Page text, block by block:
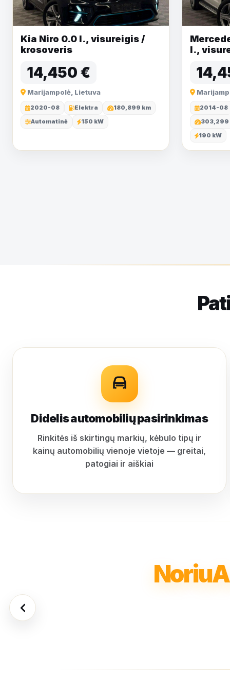
Kia Niro 0.0 l., visureigis /
krosoveris
14,450 €
Marijampolė, Lietuva
2020-08 Elektra
180,899 km
Automatinė
150 kW
l.,
2014-08
303,299
190 kW
Didelis automobilių pasirinkimas
Rinkitės iš skirtingų markių, kėbulo tipų ir
kainų automobilių vienoje vietoje — greitai,
patogiai ir aiškiai